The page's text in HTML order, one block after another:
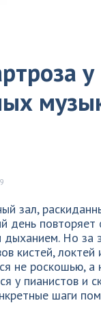
у
зал,
день
Но за
кистей,
не роскошью,
у пианистов и
шаги